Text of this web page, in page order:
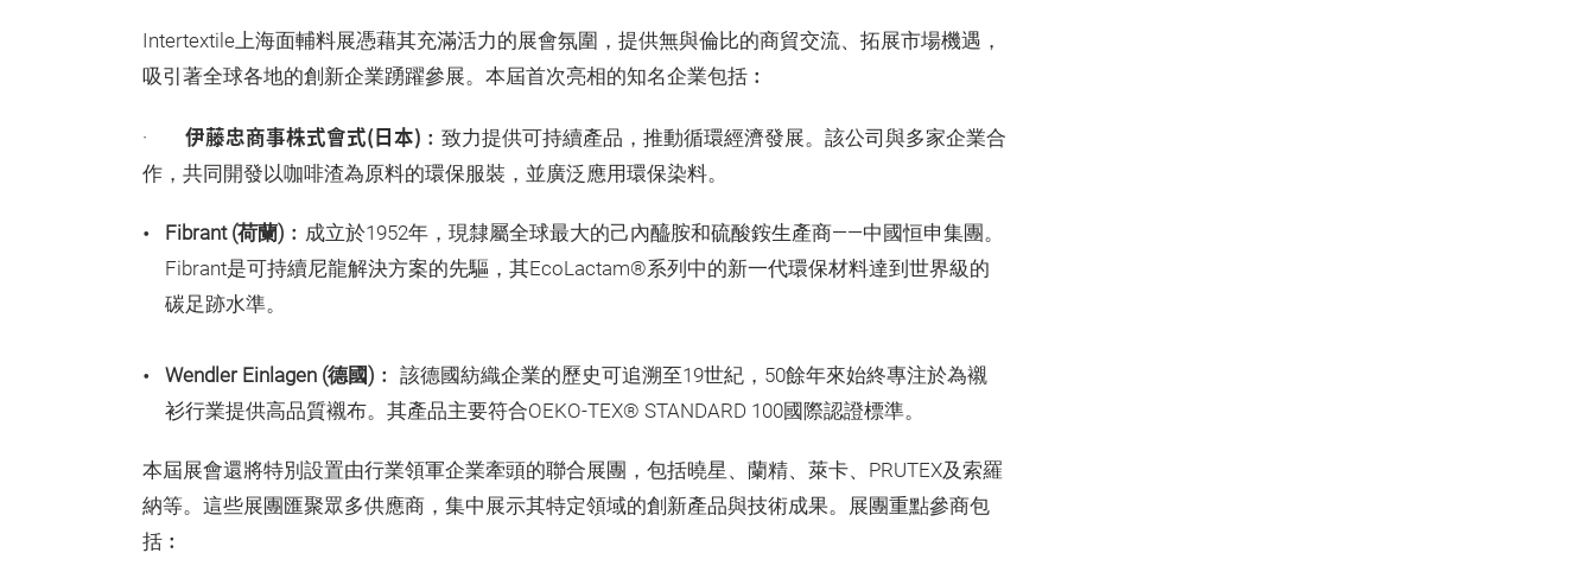
Intertextile上海面輔料展憑藉其充滿活力的展會氛圍，提供無與倫比的商貿交流、拓展市場機遇，
吸引著全球各地的創新企業踴躍參展。本屆首次亮相的知名企業包括︰
· 伊藤忠商事株式會式(日本) ︰致力提供可持續產品，推動循環經濟發展。該公司與多家企業合
作，共同開發以咖啡渣為原料的環保服裝，並廣泛應用環保染料。
Fibrant (荷蘭) ︰成立於1952年，現隸屬全球最大的己內醯胺和硫酸銨生產商——中國恒申集團。
Fibrant是可持續尼龍解決方案的先驅，其EcoLactam®系列中的新一代環保材料達到世界級的
碳足跡水準。
Wendler Einlagen (德國) ︰ 該德國紡織企業的歷史可追溯至19世紀，50餘年來始終專注於為襯
衫行業提供高品質襯布。其產品主要符合OEKO-TEX® STANDARD 100國際認證標準。
本屆展會還將特別設置由行業領軍企業牽頭的聯合展團，包括曉星、蘭精、萊卡、PRUTEX及索羅
納等。這些展團匯聚眾多供應商，集中展示其特定領域的創新產品與技術成果。展團重點參商包
括︰